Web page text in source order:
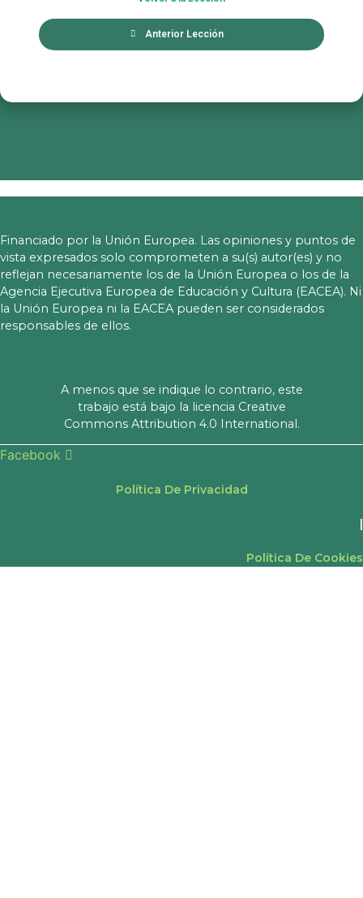
Anterior Lección
Financiado por la Unión Europea. Las opiniones y puntos de
vista expresados solo comprometen a su(s) autor(es) y no
reflejan necesariamente los de la Unión Europea o los de la
Agencia Ejecutiva Europea de Educación y Cultura (EACEA). Ni
la Unión Europea ni la EACEA pueden ser considerados
responsables de ellos.
A menos que se indique lo contrario, este
trabajo está bajo la licencia Creative
Commons Attribution 4.0 International.
Facebook
Política De Privacidad
Política De Cookies